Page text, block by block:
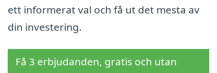
ett informerat val och få ut det mesta av
din investering.
Få 3 erbjudanden, gratis och utan